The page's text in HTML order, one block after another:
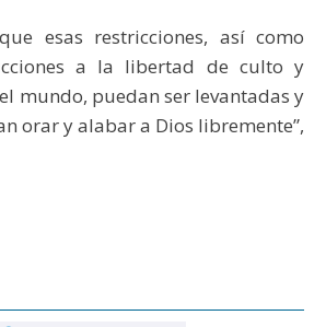
esas restricciones, así como
a la libertad de culto y
mundo, puedan ser levantadas y
orar y alabar a Dios libremente”,